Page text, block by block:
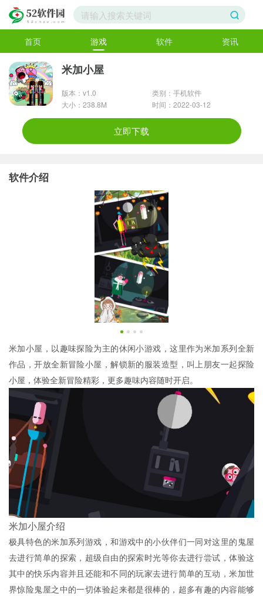
首页 游戏 软件 资讯
米加小屋
版本：v1.0
类别：手机软件
大小：238.8M
时间：2022-03-12
立即下载
软件介绍
米加小屋，以趣味探险为主的休闲小游戏，这里作为米加系列全新
作品，开放全新冒险小屋，解锁新的服装造型，叫上朋友一起探险
小屋，体验全新冒险精彩，更多趣味内容随时开启。
米加小屋介绍
极具特色的米加系列游戏，和游戏中的小伙伴们一同对这里的鬼屋
去进行简单的探索，超级自由的探索时光等你去进行尝试，体验这
其中的快乐内容并且还能和不同的玩家去进行简单的互动，米加世
界惊险鬼屋之中的一切体验起来都是很棒的，超多有趣的内容能够